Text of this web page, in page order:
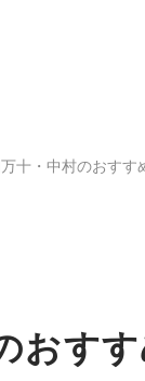
万十・中村のおすす
おす